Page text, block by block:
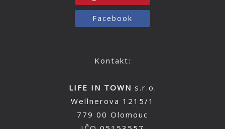
Facebook
Kontakt:
LIFE IN TOWN s.r.o.
Wellnerova 1215/1
779 00 Olomouc